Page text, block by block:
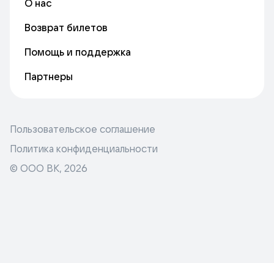
О нас
Возврат билетов
Помощь и поддержка
Партнеры
Пользовательское соглашение
Политика конфиденциальности
© ООО ВК, 2026